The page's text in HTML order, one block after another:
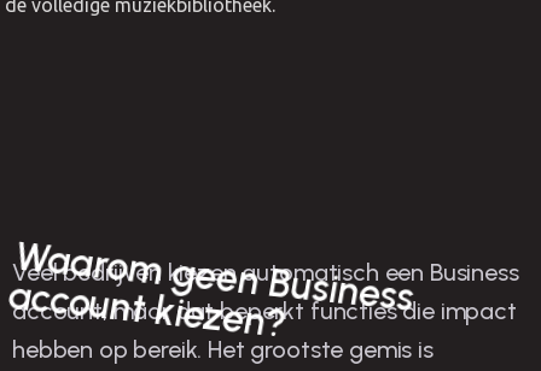
de volledige muziekbibliotheek.
W
aarom
geen Business account kiezen?
Veel bedrijven kiezen automatisch een Business
account, maar dat beperkt functies die impact
hebben op bereik. Het grootste gemis is